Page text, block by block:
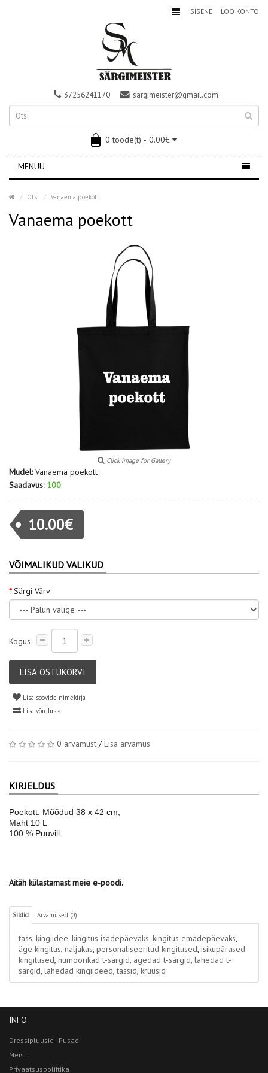
SISENE LOO KONTO
37256241170 sargimeister@gmail.com
0 toode(t) - 0.00€
MENÜÜ
Otsi Vanaema poekott
Vanaema poekott
Click image for Gallery
Mudel: Vanaema poekott
Saadavus: 100
10.00€
VÕIMALIKUD VALIKUD
Särgi Värv
Kogus
LISA OSTUKORVI
Lisa soovide nimekirja
Lisa võrdlusse
0 arvamust /Lisa arvamus
KIRJELDUS
Poekott: Mõõdud 38 x 42 cm,
Maht 10 L
100 % Puuvill
Aitäh külastamast meie e-poodi.
Sildid Arvamused (0)
tass, kingiidee, kingitus isadepäevaks, kingitus emadepäevaks,
äge kingitus, naljakas, personaliseeritud kingitused, isikupärased
kingitused, humoorikad t-särgid, ägedad t-särgid, lahedad t-
särgid, lahedad kingiideed,tassid, kruusid
INFO
Dressipluusid - Pusad
Meist
Privaatsuspoliitika